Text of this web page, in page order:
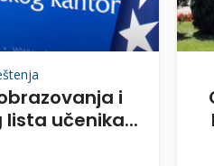
i
lista učenika...